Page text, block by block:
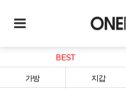
BEST
가방 지갑